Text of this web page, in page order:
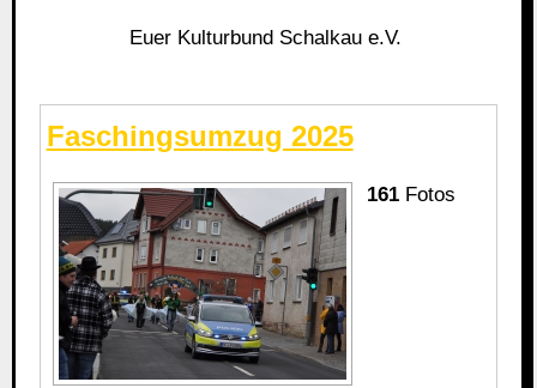
Euer Kulturbund Schalkau e.V.
Faschingsumzug 2025
161Fotos